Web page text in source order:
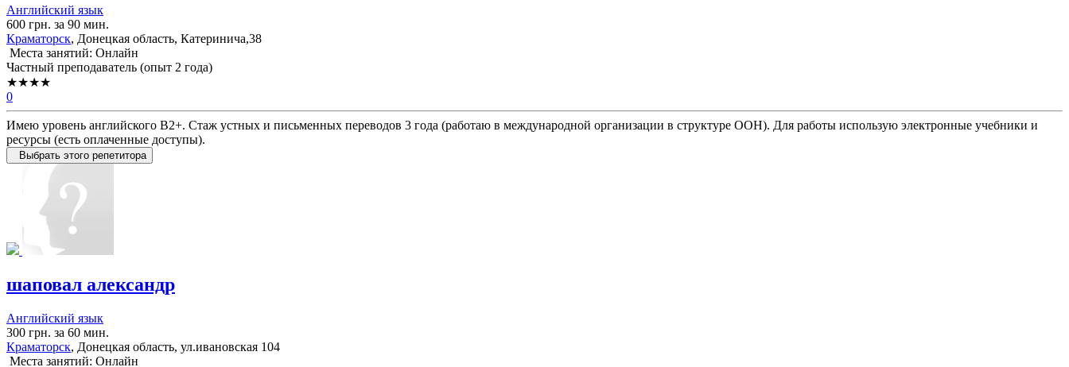
Английский язык
600 грн. за 90 мин.
Краматорск, Донецкая область, Катеринича,38
Места занятий: Онлайн
Частный преподаватель (опыт 2 года)
★★★★
0
Имею уровень английского В2+. Стаж устных и письменных переводов 3 года (работаю в международной организации в структуре ООН). Для работы использую электронные учебники и
ресурсы (есть оплаченные доступы).
Выбрать этого репетитора
шаповал александр
Английский язык
300 грн. за 60 мин.
Краматорск, Донецкая область, ул.ивановская 104
Места занятий: Онлайн